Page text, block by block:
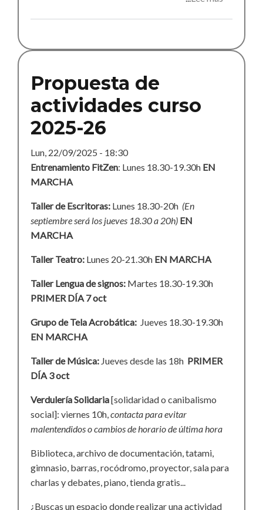
terror
2025
Propuesta de
actividades curso
2025-26
Lun, 22/09/2025 - 18:30
Entrenamiento FitZen: Lunes 18.30-19.30h EN
MARCHA
Taller de Escritoras: Lunes 18.30-20h (En
septiembre será los jueves 18.30 a 20h) EN
MARCHA
Taller Teatro: Lunes 20-21.30h EN MARCHA
Taller Lengua de signos: Martes 18.30-19.30h
PRIMER DÍA 7 oct
Grupo de Tela Acrobática: Jueves 18.30-19.30h
EN MARCHA
Taller de Música: Jueves desde las 18h PRIMER
DÍA 3 oct
Verdulería Solidaria[solidaridad o canibalismo
social]: viernes 10h, contacta para evitar
malentendidos o cambios de horario de última hora
Biblioteca, archivo de documentación, tatami,
gimnasio, barras, rocódromo, proyector, sala para
charlas y debates, piano, tienda gratis...
¿Buscas un espacio donde realizar una actividad